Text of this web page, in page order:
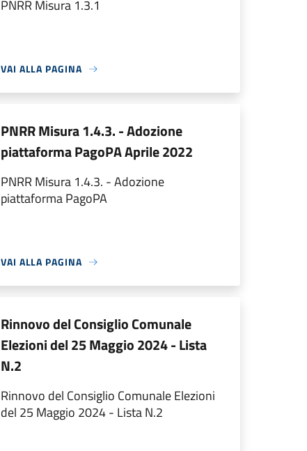
PNRR Misura 1.3.1
VAI ALLA PAGINA
PNRR Misura 1.4.3. - Adozione
piattaforma PagoPA Aprile 2022
PNRR Misura 1.4.3. - Adozione
piattaforma PagoPA
VAI ALLA PAGINA
Rinnovo del Consiglio Comunale
Elezioni del 25 Maggio 2024 - Lista
N.2
Rinnovo del Consiglio Comunale Elezioni
del 25 Maggio 2024 - Lista N.2